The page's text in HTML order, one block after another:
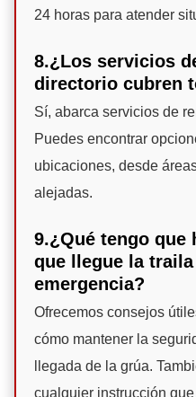
24 horas para atender
8.¿Los servicios
directorio cubren
Sí, abarca servicios de
Puedes encontrar
ubicaciones, desde
alejadas.
9.¿Qué tengo que
que llegue la
emergencia?
Ofrecemos consejos
cómo mantener la
llegada de la grúa.
cualquier instrucción